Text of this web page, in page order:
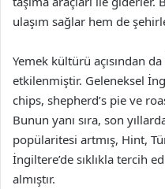
ulaşım sağlar hem de
Yemek kültürü açısından
etkilenmiştir. Geleneksel
chips, shepherd’s pie ve
Bunun yanı sıra, son
popülaritesi artmış, Hint,
İngiltere’de sıklıkla tercih
almıştır.